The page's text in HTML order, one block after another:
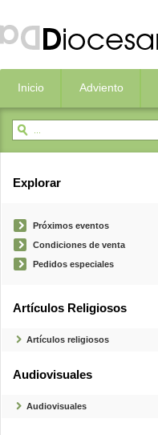
Inicio Adviento
Explorar
Próximos eventos
Condiciones de venta
Pedidos especiales
Artículos Religiosos
Artículos religiosos
Audiovisuales
Audiovisuales